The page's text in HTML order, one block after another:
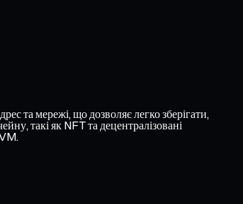
та мережі, що дозволяє легко зберігати,
такі як NFT та децентралізовані